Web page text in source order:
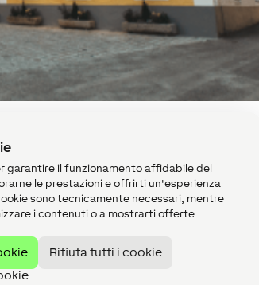
garantire il funzionamento affidabile del
le prestazioni e offrirti un'esperienza
sono tecnicamente necessari, mentre
i contenuti o a mostrarti offerte
Rifiuta tutti i cookie
Austria
d’Austria. Oggi vengono prodotti
Loxone, il birrificio tradizionale è diventato